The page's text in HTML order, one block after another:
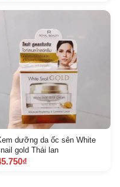
dưỡng da ốc sên White
gold Thái lan